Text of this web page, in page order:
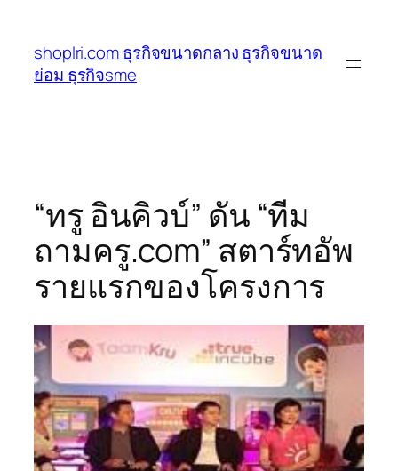
เนื้อหา
shoplri.com ธุรกิจขนาดกลาง ธุรกิจขนาด
ย่อม ธุรกิจsme
“ทรู อินคิวบ์” ดัน “ทีม
ถามครู.com” สตาร์ทอัพ
รายแรกของโครงการ